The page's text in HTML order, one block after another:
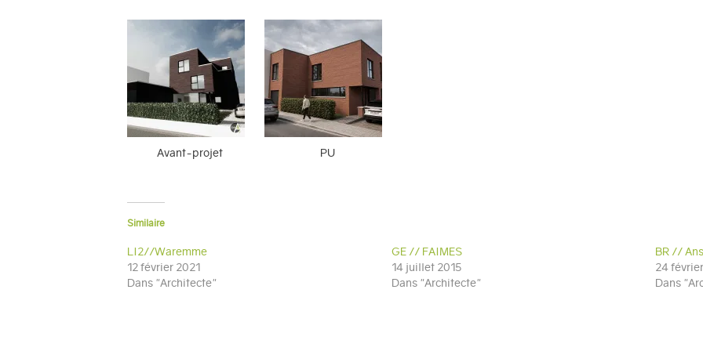
Avant-projet PU
Similaire
LI2//Waremme
12 février 2021
Dans "Architecte"
GE // FAIMES
14 juillet 2015
Dans "Architecte"
BR // Ans
24
Dans